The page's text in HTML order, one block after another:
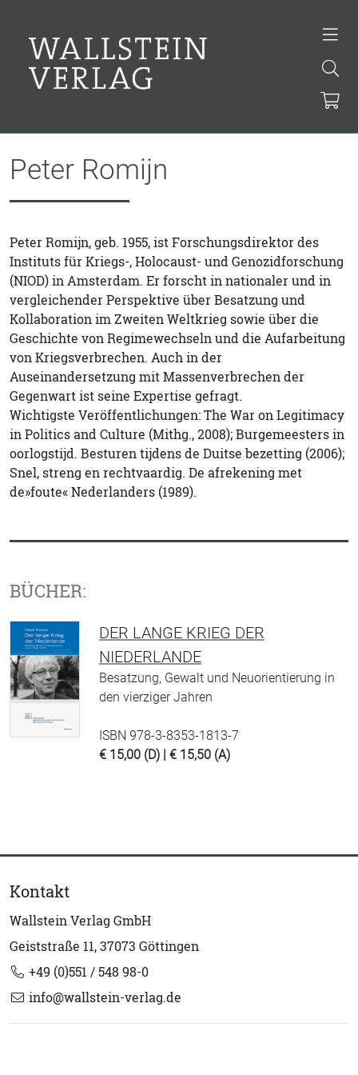
Peter Romijn
Peter Romijn, geb. 1955, ist Forschungsdirektor des
Instituts für Kriegs-, Holocaust- und Genozidforschung
(NIOD) in Amsterdam. Er forscht in nationaler und in
vergleichender Perspektive über Besatzung und
Kollaboration im Zweiten Weltkrieg sowie über die
Geschichte von Regimewechseln und die Aufarbeitung
von Kriegsverbrechen. Auch in der
Auseinandersetzung mit Massenverbrechen der
Gegenwart ist seine Expertise gefragt.
Wichtigste Veröffentlichungen: The War on Legitimacy
in Politics and Culture (Mithg., 2008); Burgemeesters in
oorlogstijd. Besturen tijdens de Duitse bezetting (2006);
Snel, streng en rechtvaardig. De afrekening met
de»foute« Nederlanders (1989).
BÜCHER:
DER LANGE KRIEG DER
NIEDERLANDE
Besatzung, Gewalt und Neuorientierung in
den vierziger Jahren
ISBN 978-3-8353-1813-7
€ 15,00 (D) | € 15,50 (A)
Kontakt
Wallstein Verlag GmbH
Geiststraße 11, 37073 Göttingen
+49 (0)551 / 548 98-0
info@wallstein-verlag.de